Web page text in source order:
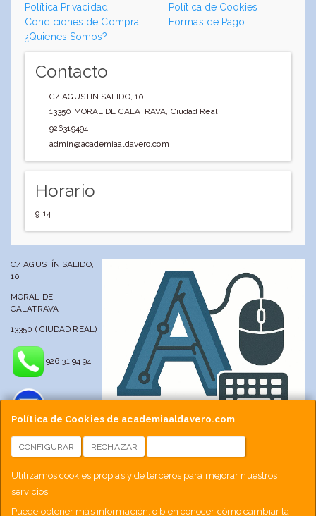
Política de Cookies de academiaaldavero.com
CONFIGURAR RECHAZAR
Utilizamos cookies propias y de terceros para mejorar nuestros
servicios.
Puede obtener más información, o bien conocer cómo cambiar la
Política Privacidad
Política de Cookies
Condiciones de Compra
Formas de Pago
¿Quienes Somos?
Contacto
C/ AGUSTIN SALIDO, 10
13350 MORAL DE CALATRAVA, Ciudad Real
926319494
admin@academiaaldavero.com
Horario
9-14
C/ AGUSTÍN SALIDO,
10
MORAL DE
CALATRAVA
13350 ( CIUDAD REAL)
926 31 94 94